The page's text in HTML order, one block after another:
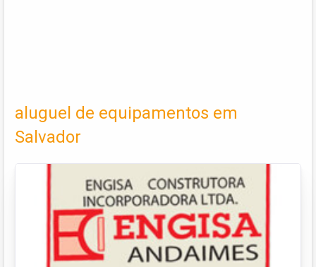
aluguel de equipamentos em
Salvador